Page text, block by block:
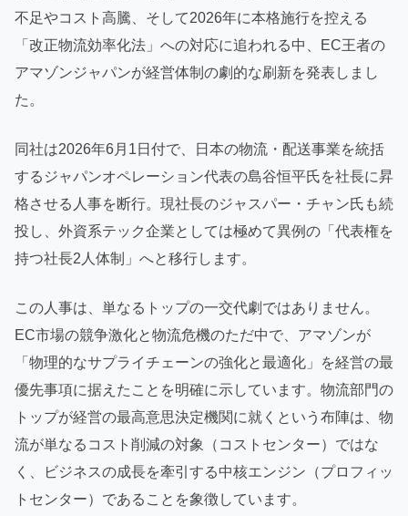
不足やコスト高騰、そして2026年に本格施行を控える
「改正物流効率化法」への対応に追われる中、EC王者の
アマゾンジャパンが経営体制の劇的な刷新を発表しまし
た。
同社は2026年6月1日付で、日本の物流・配送事業を統括
するジャパンオペレーション代表の島谷恒平氏を社長に昇
格させる人事を断行。現社長のジャスパー・チャン氏も続
投し、外資系テック企業としては極めて異例の「代表権を
持つ社長2人体制」へと移行します。
この人事は、単なるトップの一交代劇ではありません。
EC市場の競争激化と物流危機のただ中で、アマゾンが
「物理的なサプライチェーンの強化と最適化」を経営の最
優先事項に据えたことを明確に示しています。物流部門の
トップが経営の最高意思決定機関に就くという布陣は、物
流が単なるコスト削減の対象（コストセンター）ではな
く、ビジネスの成長を牽引する中核エンジン（プロフィッ
トセンター）であることを象徴しています。